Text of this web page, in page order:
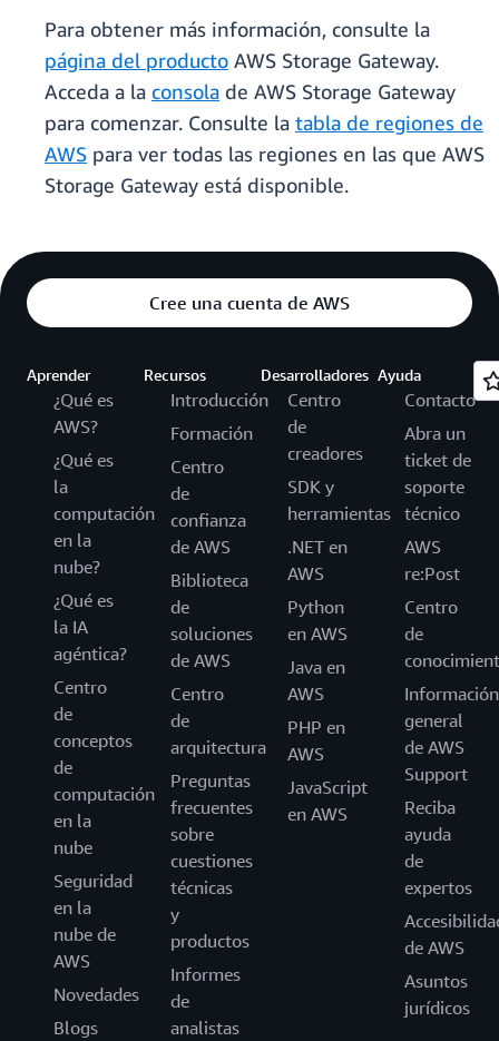
Para obtener más información, consulte la
página del producto AWS Storage Gateway.
Acceda a la consola de AWS Storage Gateway
para comenzar. Consulte la tabla de regiones de
AWS para ver todas las regiones en las que AWS
Storage Gateway está disponible.
Cree una cuenta de AWS
Aprender
¿Qué es
AWS?
¿Qué es
la
computación
en la
nube?
¿Qué es
la IA
agéntica?
Centro
de
conceptos
de
computación
en la
nube
Seguridad
en la
nube de
AWS
Novedades
Blogs
Recursos
Introducción
Formación
Centro
de
confianza
de AWS
Biblioteca
de
soluciones
de AWS
Centro
de
arquitectura
Preguntas
frecuentes
sobre
cuestiones
técnicas
y
productos
Informes
de
analistas
Desarrolladores
Centro
de
creadores
SDK y
herramientas
.NET en
AWS
Python
en AWS
Java en
AWS
PHP en
AWS
JavaScript
en AWS
Ayuda
Contacto
Abra un
ticket de
soporte
técnico
AWS
re:Post
Centro
de
Información
general
de AWS
Support
Reciba
ayuda
de
expertos
de AWS
Asuntos
jurídicos